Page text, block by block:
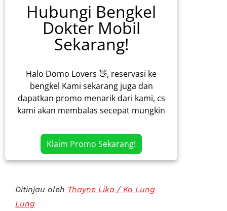
Hubungi Bengkel
Dokter Mobil
Sekarang!
Halo Domo Lovers 👋, reservasi ke
bengkel Kami sekarang juga dan
dapatkan promo menarik dari kami, cs
kami akan membalas secepat mungkin
Klaim Promo Sekarang!
Ditinjau oleh Thayne Lika / Ko Lung
Lung